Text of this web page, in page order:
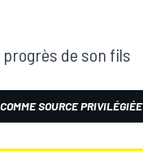
progrès de son fils
SOURCE PRIVILÉGIÉE